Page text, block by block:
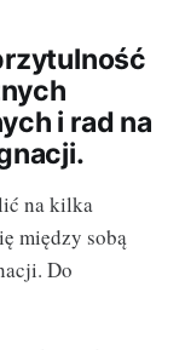
i rad na
na kilka
między sobą
Do